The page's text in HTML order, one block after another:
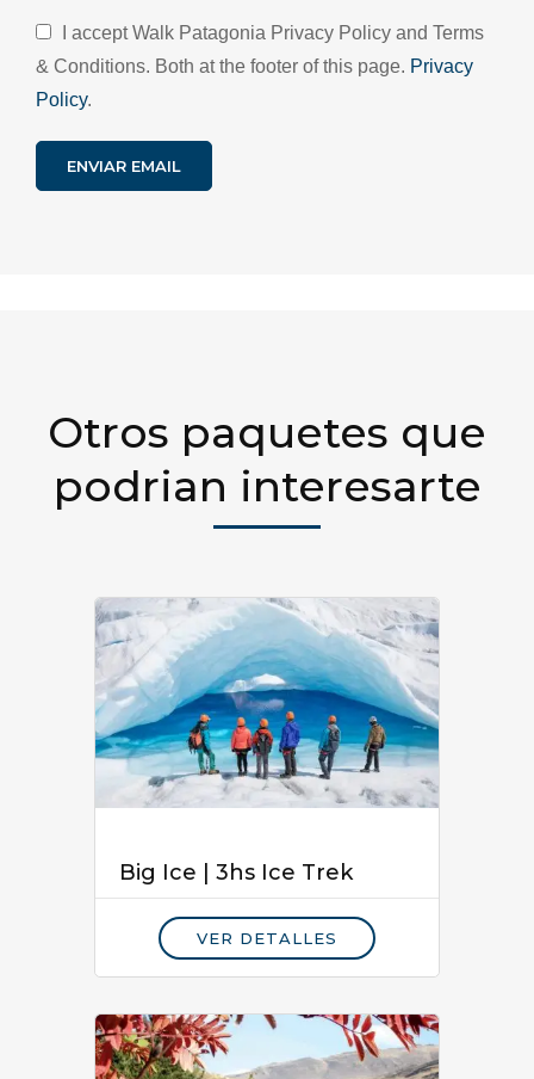
I accept Walk Patagonia Privacy Policy and Terms
& Conditions. Both at the footer of this page. Privacy
Policy.
Otros paquetes que
podrian interesarte
Big Ice | 3hs Ice Trek
VER DETALLES